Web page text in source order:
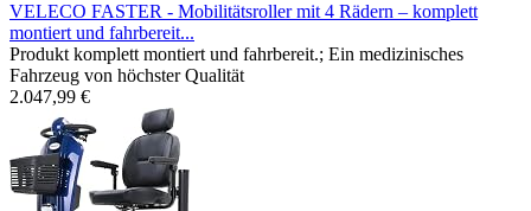
VELECO FASTER - Mobilitätsroller mit 4 Rädern – komplett
montiert und fahrbereit...
Produkt komplett montiert und fahrbereit.; Ein medizinisches
Fahrzeug von höchster Qualität
2.047,99 €